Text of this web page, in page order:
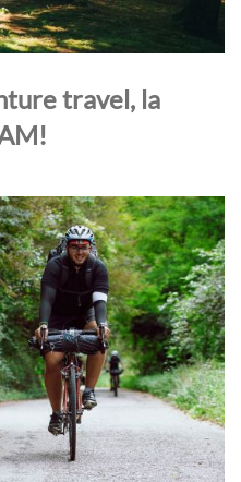
travel, la